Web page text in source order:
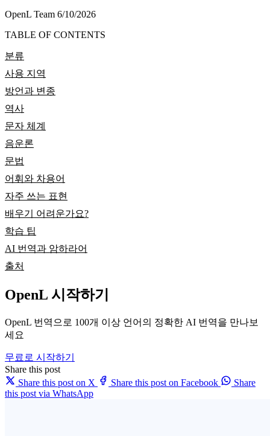
OpenL Team 6/10/2026
TABLE OF CONTENTS
분류
사용 지역
방언과 변종
역사
문자 체계
음운론
문법
어휘와 차용어
자주 쓰는 표현
배우기 어려운가요?
학습 팁
AI 번역과 암하라어
출처
OpenL 시작하기
OpenL 번역으로 100개 이상 언어의 정확한 AI 번역을 만나보
세요
무료로 시작하기
Share this post
Share this post on X
Share this post on Facebook
Share
this post via WhatsApp